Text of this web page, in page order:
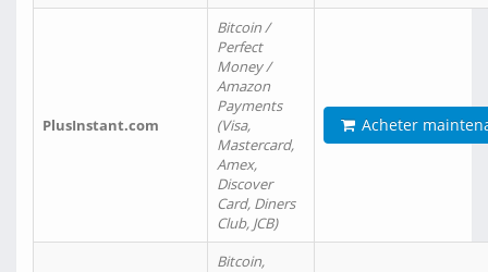
PlusInstant.com
Bitcoin /
Perfect
Money /
Amazon
Payments
(Visa,
Mastercard,
Amex,
Discover
Card, Diners
Club, JCB)
Acheter
Bitcoin,